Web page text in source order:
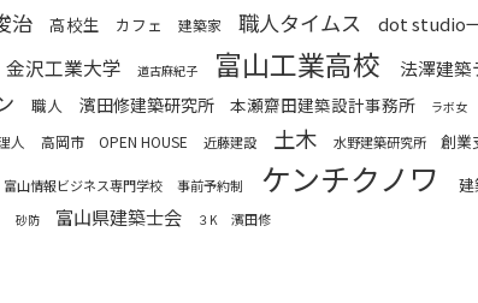
治 高校生 カフェ 建築家 職人タイムス dot studio
金沢工業大学 道古麻紀子 富山工業高校 法澤建
職人 濱田修建築研究所 本瀬齋田建築設計事務所 ラボ女
人 高岡市 OPEN HOUSE 近藤建設 土木 水野建築研究所 創業
富山情報ビジネス専門学校 事前予約制 ケンチクノワ
砂防 富山県建築士会 ３K 濱田修